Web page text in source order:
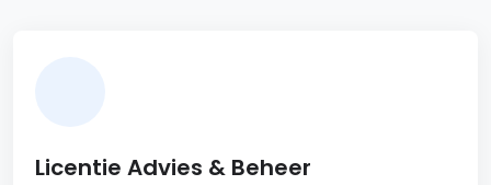
Licentie Advies & Beheer